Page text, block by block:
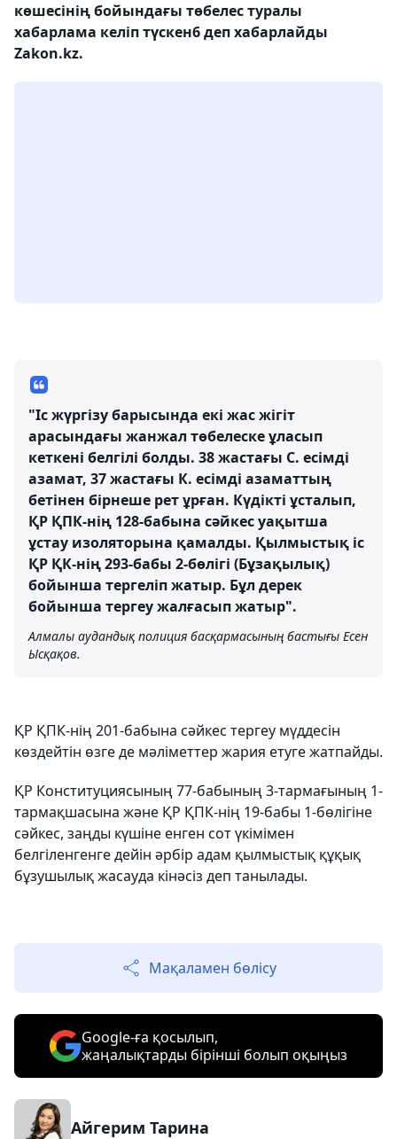
көшесінің бойындағы төбелес туралы
хабарлама келіп түскен6 деп хабарлайды
Zakon.kz.
"Іс жүргізу барысында екі жас жігіт
арасындағы жанжал төбелеске ұласып
кеткені белгілі болды. 38 жастағы С. есімді
азамат, 37 жастағы К. есімді азаматтың
бетінен бірнеше рет ұрған. Күдікті ұсталып,
ҚР ҚПК-нің 128-бабына сәйкес уақытша
ұстау изоляторына қамалды. Қылмыстық іс
ҚР ҚК-нің 293-бабы 2-бөлігі (Бұзақылық)
бойынша тергеліп жатыр. Бұл дерек
бойынша тергеу жалғасып жатыр".
Алмалы аудандық полиция басқармасының бастығы Есен
Ысқақов.
ҚР ҚПК-нің 201-бабына сәйкес тергеу мүддесін
көздейтін өзге де мәліметтер жария етуге жатпайды.
ҚР Конституциясының 77-бабының 3-тармағының 1-
тармақшасына және ҚР ҚПК-нің 19-бабы 1-бөлігіне
сәйкес, заңды күшіне енген сот үкімімен
белгіленгенге дейін әрбір адам қылмыстық құқық
бұзушылық жасауда кінәсіз деп танылады.
Мақаламен бөлісу
Google-ға қосылып,
жаңалықтарды бірінші болып оқыңыз
Айгерим Тарина